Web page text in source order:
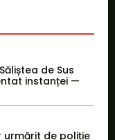
de Sus
instanței —
urmărit de poliție